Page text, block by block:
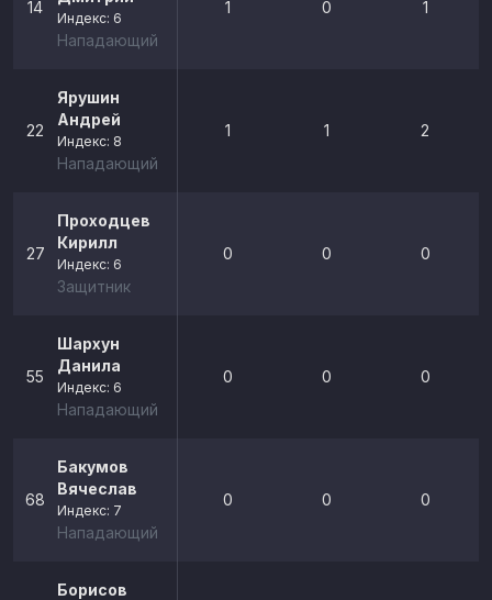
14
Индекс: 6
Нападающий
1 0 1
22
Ярушин
Андрей
Индекс: 8
Нападающий
1 1 2
27
Проходцев
Кирилл
Индекс: 6
Защитник
0 0 0
55
Шархун
Данила
Индекс: 6
Нападающий
0 0 0
68
Бакумов
Вячеслав
Индекс: 7
Нападающий
0 0 0
Борисов